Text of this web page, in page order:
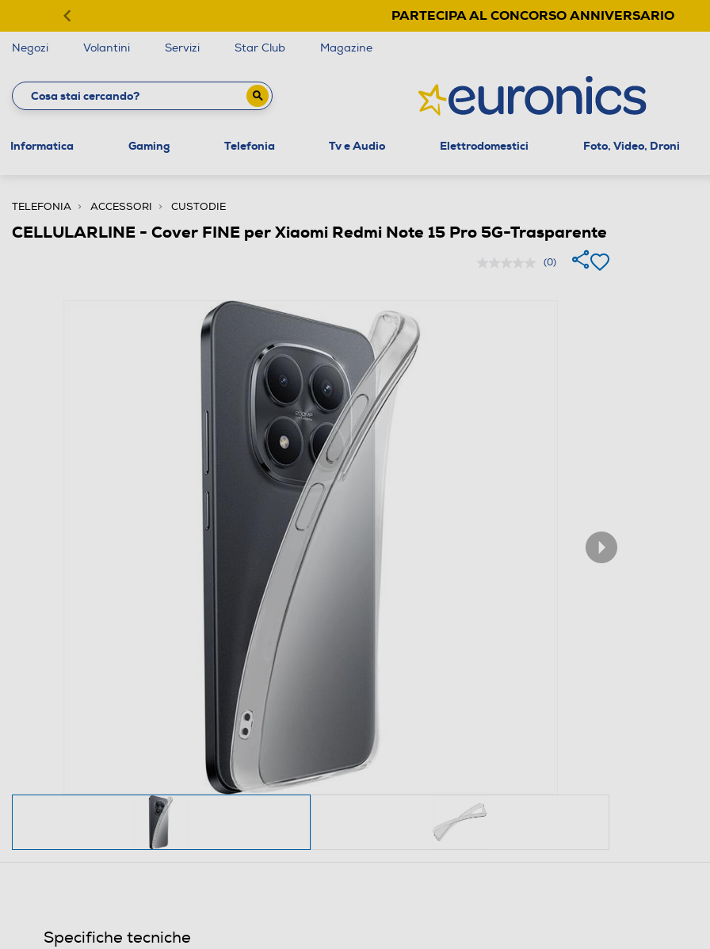
PARTECIPA AL CONCORSO ANNIVERSARIO
Negozi Volantini Servizi Star Club Magazine
Informatica Gaming Telefonia Tv e Audio Elettrodomestici Foto, Video, Droni
TELEFONIA ACCESSORI CUSTODIE
CELLULARLINE - Cover FINE per Xiaomi Redmi Note 15 Pro 5G-Trasparente
(0)
Specifiche tecniche